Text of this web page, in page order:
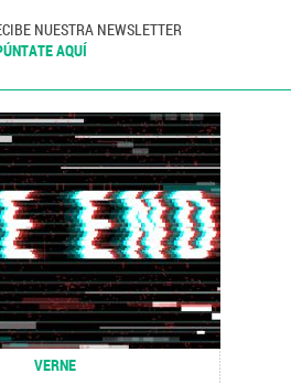
NUESTRA NEWSLETTER
AQUÍ
VERNE